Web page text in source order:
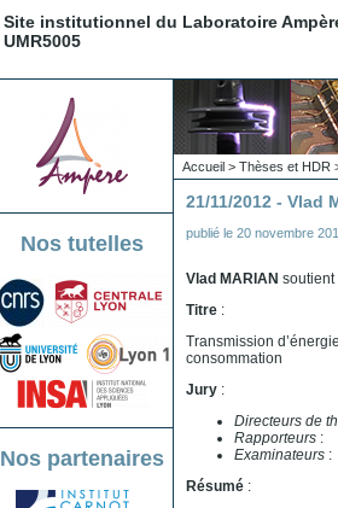
Site institutionnel du Laboratoire
UMR5005
Nos tutelles
Nos partenaires
Accueil > Thèses et HDR
21/11/2012 - Vlad
publié le 20 novembre
Vlad MARIAN soutient
Titre :
Transmission
consommation
Jury :
Directeurs de
Rapporteurs :
Examinateurs :
Résumé :